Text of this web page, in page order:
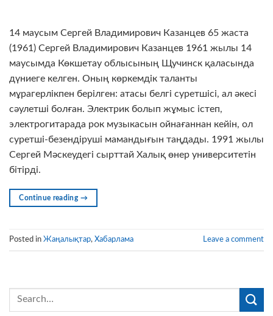
14 маусым Сергей Владимирович Казанцев 65 жаста
(1961) Сергей Владимирович Казанцев 1961 жылы 14
маусымда Көкшетау облысының Щучинск қаласында
дүниеге келген. Оның көркемдік таланты
мұрагерлікпен берілген: атасы белгі суретшісі, ал әкесі
сәулетші болған. Электрик болып жұмыс істеп,
электрогитарада рок музыкасын ойнағаннан кейін, ол
суретші-безендіруші мамандығын таңдады. 1991 жылы
Сергей Мәскеудегі сырттай Халық өнер университетін
бітірді.
Continue reading →
Posted in Жаңалықтар, Хабарлама Leave a comment